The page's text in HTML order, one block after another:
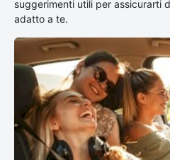
suggerimenti utili per assicurarti
adatto a te.